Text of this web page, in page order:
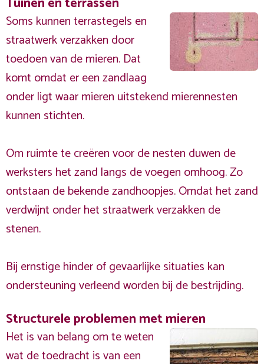
Soms kunnen terrastegels en
straatwerk verzakken door
toedoen van de mieren. Dat
komt omdat er een zandlaag
onder ligt waar mieren uitstekend mierennesten
kunnen stichten.
Om ruimte te creëren voor de nesten duwen de
werksters het zand langs de voegen omhoog. Zo
ontstaan de bekende zandhoopjes. Omdat het zand
verdwijnt onder het straatwerk verzakken de
stenen.
Bij ernstige hinder of gevaarlijke situaties kan
ondersteuning verleend worden bij de bestrijding.
Structurele problemen met mieren
Het is van belang om te weten
wat de toedracht is van een